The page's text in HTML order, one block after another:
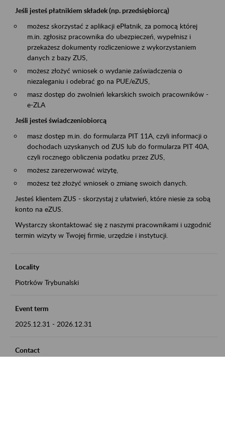
Jeśli jesteś płatnikiem składek (np. przedsiębiorcą)
możesz skorzystać z aplikacji ePłatnik, za pomocą której
m.in. zgłosisz pracownika do ubezpieczeń, wypełnisz i
przekażesz dokumenty rozliczeniowe z wykorzystaniem
danych z bazy ZUS,
możesz złożyć wniosek o wydanie zaświadczenia o
niezaleganiu i odebrać go na PUE/eZUS,
masz dostęp do zwolnień lekarskich swoich pracowników -
e-ZLA
Jeśli jesteś świadczeniobiorcą
masz dostęp m.in. do formularza PIT 11A, czyli informacji o
dochodach uzyskanych od ZUS lub do formularza PIT 40A,
czyli rocznego obliczenia podatku przez ZUS,
możesz zarezerwować wizytę,
możesz też złożyć wniosek o zmianę swoich danych.
Jesteś klientem ZUS - skorzystaj z ułatwień, które niesie za sobą
konto na eZUS.
Wystarczy skontaktować się z naszymi pracownikami i uzgodnić
termin wizyty w Twojej firmie, urzędzie i instytucji.
Locality
Piotrków Trybunalski
Event term
2025.12.31 - 2026.12.31
Contact